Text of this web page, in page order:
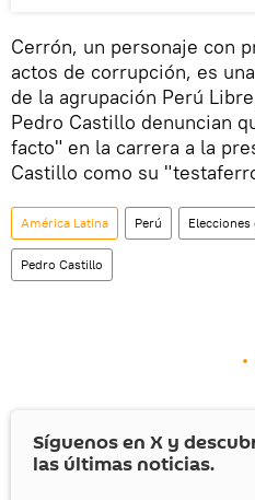
Cerrón, un personaje con
actos de corrupción, es
de la agrupación Perú
Pedro Castillo denuncian
facto" en la carrera a la
Castillo como su
América Latina Perú Elecciones
Pedro Castillo
Síguenos en X y
las últimas noticias.